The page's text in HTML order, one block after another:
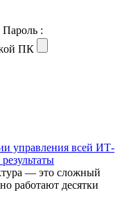
Пароль :
ПК
управления всей ИТ-
— это сложный
работают десятки